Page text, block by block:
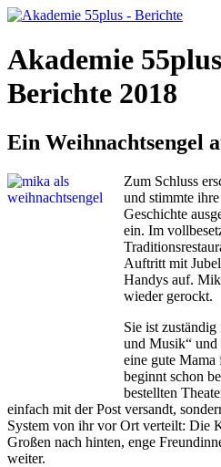
Akademie
Berichte 2018
Ein Weihnachtsengel
Zum Schluss
und stimmte
Geschichte
ein. Im
Auftritt mit
Handys auf.
wieder gerockt.
Sie ist
und Musik“ und
eine gute Mama
beginnt schon
bestellten
einfach mit der Post versandt,
System von ihr vor Ort verteilt: Die
Großen nach hinten, enge
weiter.